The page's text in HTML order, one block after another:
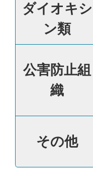
ダイオキシ
ン類
公害防止組
織
その他